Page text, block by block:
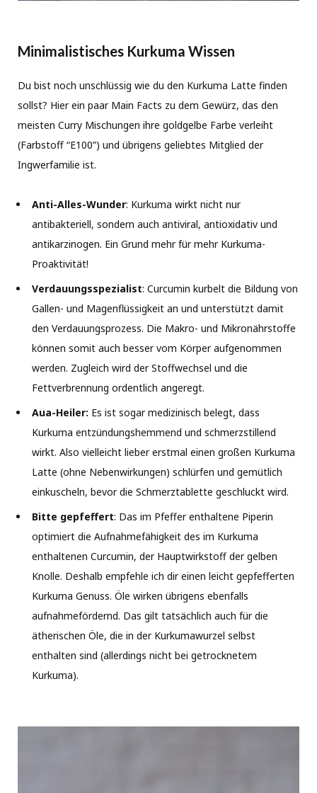
Minimalistisches Kurkuma Wissen
Du bist noch unschlüssig wie du den Kurkuma Latte finden
sollst? Hier ein paar Main Facts zu dem Gewürz, das den
meisten Curry Mischungen ihre goldgelbe Farbe verleiht
(Farbstoff “E100”) und übrigens geliebtes Mitglied der
Ingwerfamilie ist.
Anti-Alles-Wunder: Kurkuma wirkt nicht nur
antibakteriell, sondern auch antiviral, antioxidativ und
antikarzinogen. Ein Grund mehr für mehr Kurkuma-
Proaktivität!
Verdauungsspezialist: Curcumin kurbelt die Bildung von
Gallen- und Magenflüssigkeit an und unterstützt damit
den Verdauungsprozess. Die Makro- und Mikronährstoffe
können somit auch besser vom Körper aufgenommen
werden. Zugleich wird der Stoffwechsel und die
Fettverbrennung ordentlich angeregt.
Aua-Heiler: Es ist sogar medizinisch belegt, dass
Kurkuma entzündungshemmend und schmerzstillend
wirkt. Also vielleicht lieber erstmal einen großen Kurkuma
Latte (ohne Nebenwirkungen) schlürfen und gemütlich
einkuscheln, bevor die Schmerztablette geschluckt wird.
Bitte gepfeffert: Das im Pfeffer enthaltene Piperin
optimiert die Aufnahmefähigkeit des im Kurkuma
enthaltenen Curcumin, der Hauptwirkstoff der gelben
Knolle. Deshalb empfehle ich dir einen leicht gepfefferten
Kurkuma Genuss. Öle wirken übrigens ebenfalls
aufnahmefördernd. Das gilt tatsächlich auch für die
ätherischen Öle, die in der Kurkumawurzel selbst
enthalten sind (allerdings nicht bei getrocknetem
Kurkuma).